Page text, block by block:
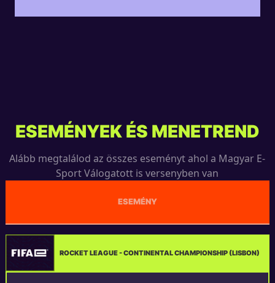
ESEMÉNYEK ÉS MENETREND
Alább megtalálod az összes eseményt ahol a Magyar E-
Sport Válogatott is versenyben van
ESEMÉNY
ROCKET LEAGUE - CONTINENTAL CHAMPIONSHIP (LISBON)